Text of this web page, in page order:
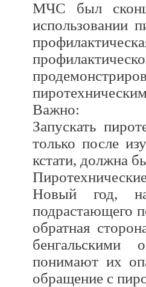
МЧС был
использовании
Важно:
Запускать
только после
кстати, должна
Новый год,
подрастающего
обратная
бенгальскими
понимают их
обращение с